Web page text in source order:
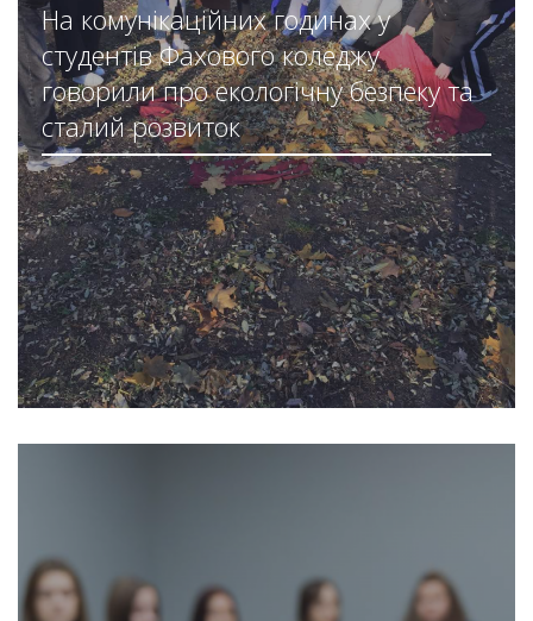
На комунікаційних годинах у
студентів Фахового коледжу
говорили про екологічну безпеку та
сталий розвиток